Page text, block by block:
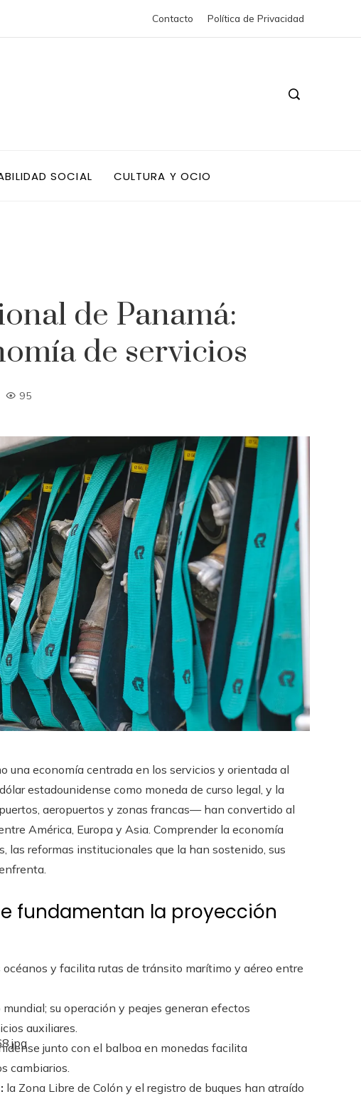
Contacto Política de Privacidad
SOCIAL CULTURA Y OCIO
de Panamá:
de servicios
95
una economía centrada en los servicios y orientada al
estadounidense como moneda de curso legal, y la
aeropuertos y zonas francas— han convertido al
América, Europa y Asia. Comprender la economía
las reformas institucionales que la han sostenido, sus
fundamentan la proyección
y facilita rutas de tránsito marítimo y aéreo entre
su operación y peajes generan efectos
auxiliares.
junto con el balboa en monedas facilita
cambiarios.
la Zona Libre de Colón y el registro de buques han atraído